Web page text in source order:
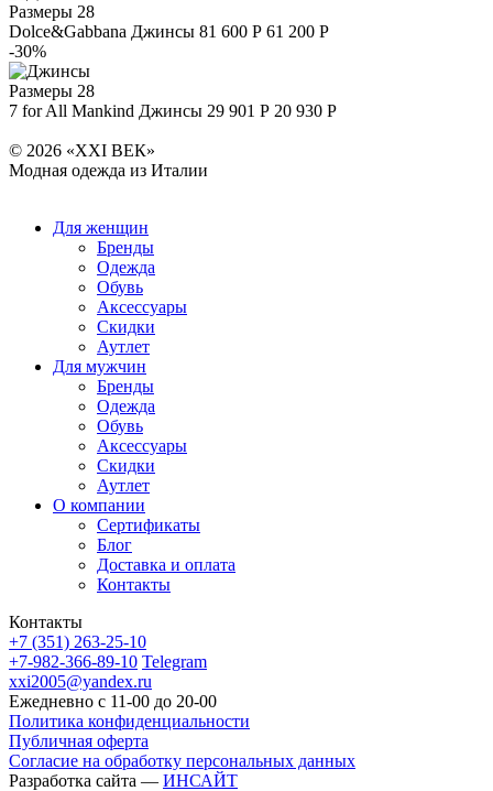
Размеры 28
Dolce&Gabbana Джинсы 81 600 Р 61 200 Р
-30%
Размеры 28
7 for All Mankind Джинсы 29 901 Р 20 930 Р
© 2026 «XXI ВЕК»
Модная одежда из Италии
Для женщин
Бренды
Одежда
Обувь
Аксессуары
Скидки
Аутлет
Для мужчин
Бренды
Одежда
Обувь
Аксессуары
Скидки
Аутлет
О компании
Сертификаты
Блог
Доставка и оплата
Контакты
Контакты
+7 (351) 263-25-10
+7-982-366-89-10 Telegram
xxi2005@yandex.ru
Ежедневно с 11-00 до 20-00
Политика конфиденциальности
Публичная оферта
Согласие на обработку персональных данных
Разработка сайта — ИНСАЙТ